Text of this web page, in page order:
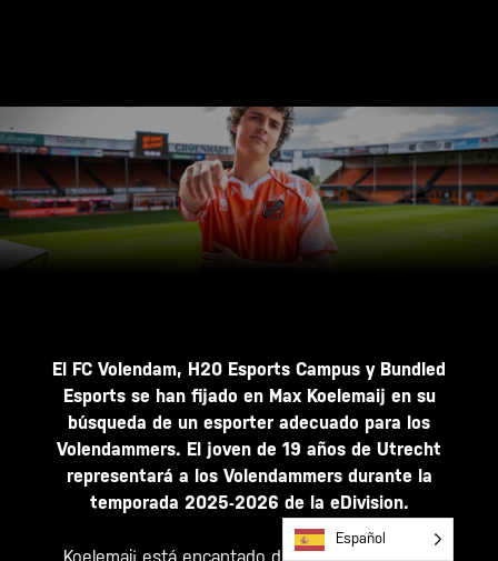
El FC Volendam, H20 Esports Campus y Bundled
Esports se han fijado en Max Koelemaij en su
búsqueda de un esporter adecuado para los
Volendammers. El joven de 19 años de Utrecht
representará a los Volendammers durante la
temporada 2025-2026 de la eDivision.
Español